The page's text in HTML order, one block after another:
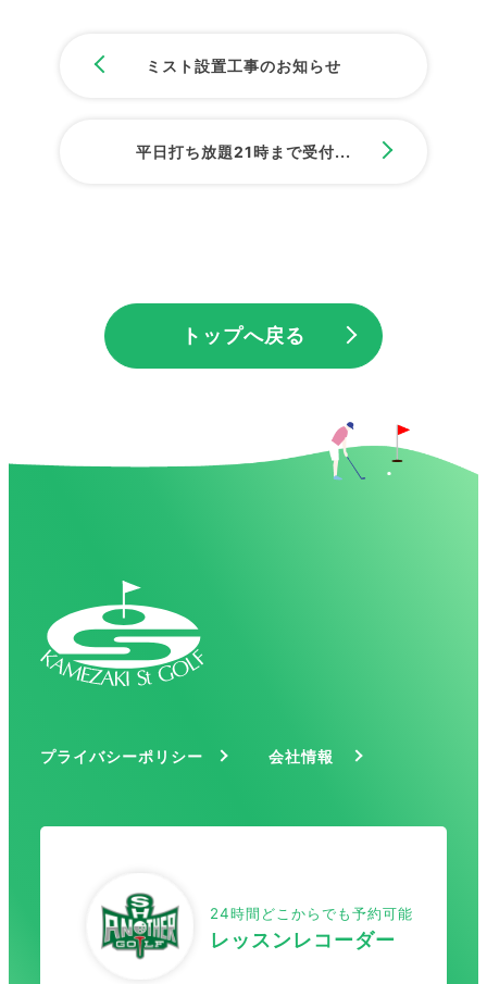
ミスト設置工事のお知らせ
平日打ち放題21時まで受付...
トップへ戻る
プライバシーポリシー 会社情報
24時間どこからでも予約可能
レッスンレコーダー